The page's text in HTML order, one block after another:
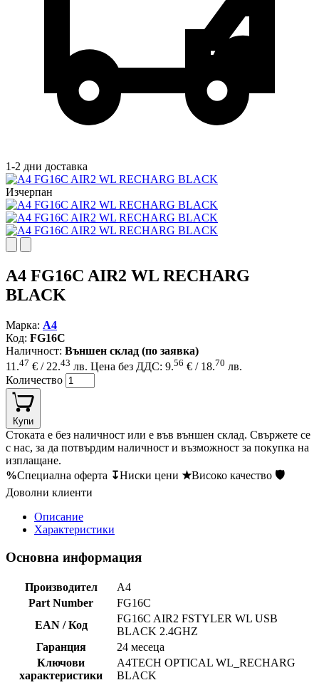
1-2 дни доставка
Изчерпан
A4 FG16C AIR2 WL RECHARG
BLACK
Марка: A4
Код: FG16C
Наличност: Външен склад (по заявка)
11.47 € / 22.43 лв. Цена без ДДС: 9.56 € / 18.70 лв.
Количество
Купи
Стоката е без наличност или е във външен склад. Свържете се
с нас, за да потвърдим наличност и възможност за покупка на
изплащане.
%Специална оферта ↧Ниски цени ★Високо качество 🛡
Доволни клиенти
Описание
Характеристики
Основна информация
Производител
A4
Part Number
FG16C
EAN / Код
FG16C AIR2 FSTYLER WL USB
BLACK 2.4GHZ
Гаранция
24 месеца
Ключови
характеристики
A4TECH OPTICAL WL_RECHARG
BLACK